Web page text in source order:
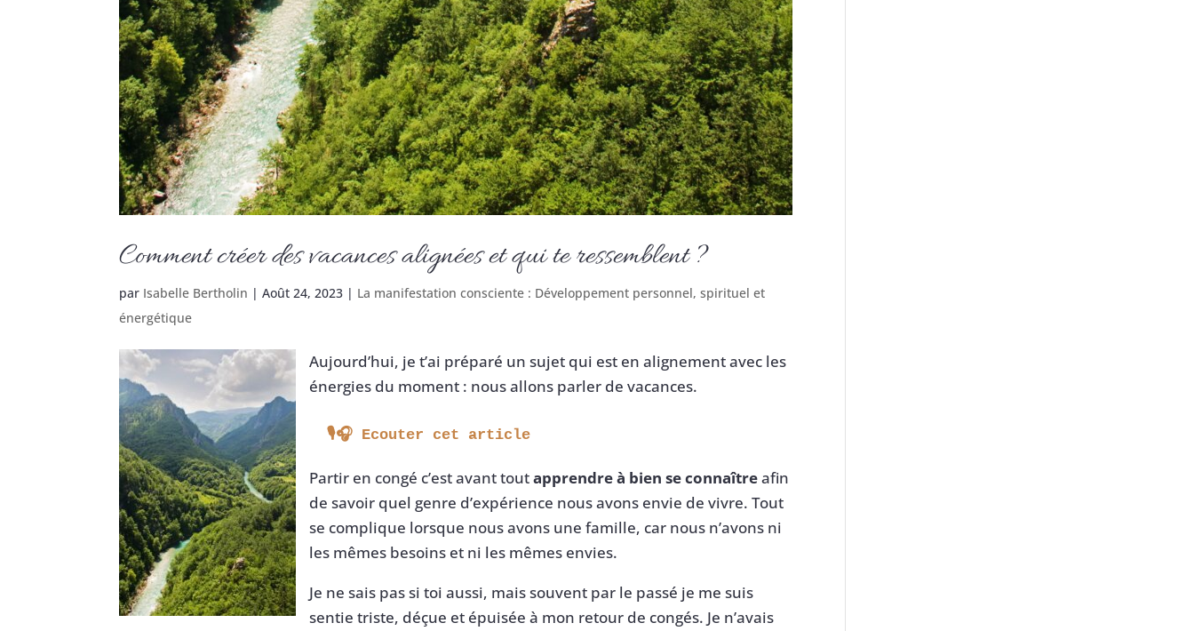
Comment créer des vacances alignées et qui te ressemblent ?
par Isabelle Bertholin |Août 24, 2023 | La manifestation consciente : Développement personnel, spirituel et
énergétique
Aujourd’hui, je t’ai préparé un sujet qui est en alignement avec les
énergies du moment : nous allons parler de vacances.
🎙🎧 Ecouter cet article
Partir en congé c’est avant toutapprendre à bien se connaîtreafin
de savoir quel genre d’expérience nous avons envie de vivre. Tout
se complique lorsque nous avons une famille, car nous n’avons ni
les mêmes besoins et ni les mêmes envies.
Je ne sais pas si toi aussi, mais souvent par le passé je me suis
sentie triste, déçue et épuisée à mon retour de congés. Je n’avais